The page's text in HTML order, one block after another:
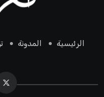
الرئيسية المدونة